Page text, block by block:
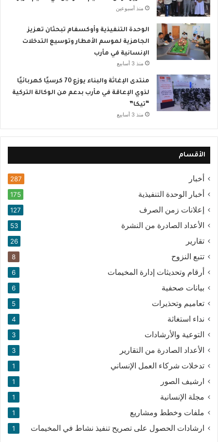
منذ أسبوعين
الوحدة التنفيذية وأوكسفام تبحثان تعزيز
الجاهزية لموسم الأمطار وتوسيع التدخلات
الإنسانية في مأرب
منذ 3 أسابيع
منتدى الإغاثة والبناء يوزع 70 كرسيًا كهربائيًا
لذوي الإعاقة في مأرب بدعم من الوكالة التركية
“تيكا”
منذ 3 أسابيع
الأقسام
أخبار 287
أخبار الوحدة التنفيذية 175
إعلانات زمن الصرف 127
الأعداد الصادرة من النشرة 53
تقارير 26
تتبع النزوح 8
أرقام وتحديثات إدارة المخيمات 6
بيانات صحفية 6
تعاميم وتحذيرات 5
نداء استغاثة 4
التوعية والأرشادات 3
الأعداد الصادرة من التقارير 3
تدخلات شركاء العمل الإنساني 1
ارشيف الصور 1
مجلة الإنسانية 1
ملفات وخطط ومشاريع 1
ارشادات الحصول على تصريح تنفيذ نشاط في المخيمات 1